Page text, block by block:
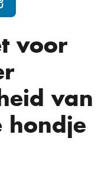
voor
van
hondje